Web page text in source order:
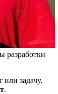
разработки
задачу.
.